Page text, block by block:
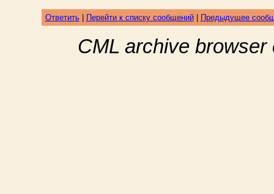
Ответить| Перейти к списку сообщений| Предыдущее
CML archive